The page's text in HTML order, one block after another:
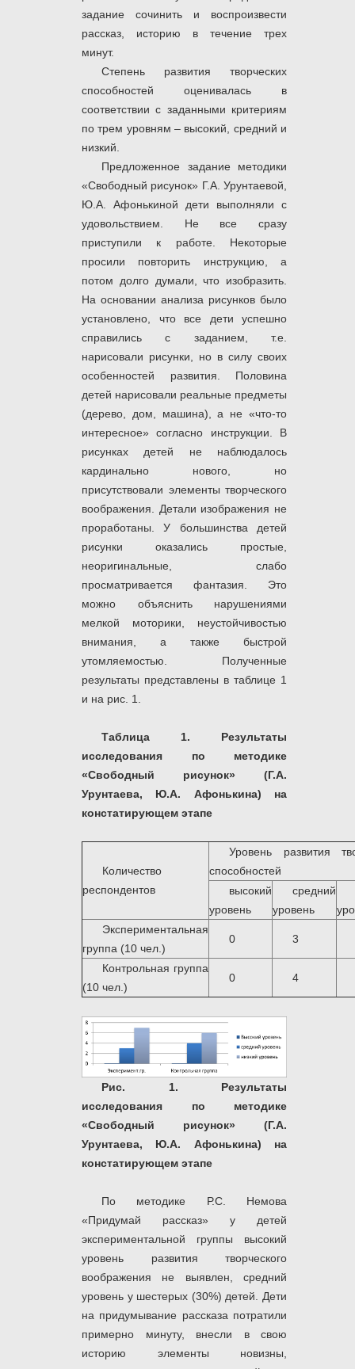
задание сочинить и воспроизвести
рассказ, историю в течение трех
минут.
Степень развития творческих
способностей оценивалась в
соответствии с заданными критериям
по трем уровням – высокий, средний и
низкий.
Предложенное задание методики
«Свободный рисунок» Г.А. Урунтаевой,
Ю.А. Афонькиной дети выполняли с
удовольствием. Не все сразу
приступили к работе. Некоторые
просили повторить инструкцию, а
потом долго думали, что изобразить.
На основании анализа рисунков было
установлено, что все дети успешно
справились с заданием, т.е.
нарисовали рисунки, но в силу своих
особенностей развития. Половина
детей нарисовали реальные предметы
(дерево, дом, машина), а не «что-то
интересное» согласно инструкции. В
рисунках детей не наблюдалось
кардинально нового, но
присутствовали элементы творческого
воображения. Детали изображения не
проработаны. У большинства детей
рисунки оказались простые,
неоригинальные, слабо
просматривается фантазия. Это
можно объяснить нарушениями
мелкой моторики, неустойчивостью
внимания, а также быстрой
утомляемостью. Полученные
результаты представлены в таблице 1
и на рис. 1.
Таблица 1. Результаты
исследования по методике
«Свободный рисунок» (Г.А.
Урунтаева, Ю.А. Афонькина) на
констатирующем этапе
Количество
респондентов
Уровень развития
способностей
высокий
уровень
средний
уровень
Экспериментальная
группа (10 чел.)
0 3
Контрольная группа
(10 чел.)
0 4
Рис. 1. Результаты
исследования по методике
«Свободный рисунок» (Г.А.
Урунтаева, Ю.А. Афонькина) на
констатирующем этапе
По методике Р.С. Немова
«Придумай рассказ» у детей
экспериментальной группы высокий
уровень развития творческого
воображения не выявлен, средний
уровень у шестерых (30%) детей. Дети
на придумывание рассказа потратили
примерно минуту, внесли в свою
историю элементы новизны,